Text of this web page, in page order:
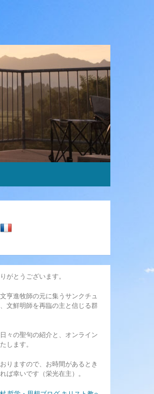
がとうございます。
亨進牧師の元に集うサンクチュ
文鮮明師を再臨の主と信じる群
々の聖句の紹介と、オンライン
します。
りますので、お時間があるとき
ば幸いです（栄光在主）。